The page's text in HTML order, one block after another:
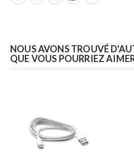
NOUS AVONS TROUVÉ
QUE VOUS POURRIEZ